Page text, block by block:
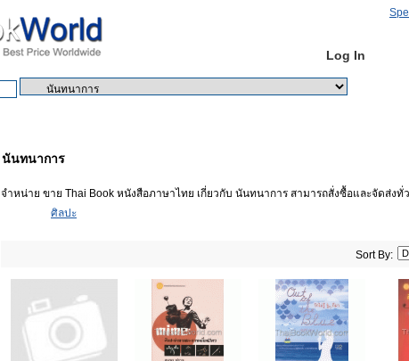
Log In
นันทนาการ
จำหน่าย ขาย Thai Book หนังสือภาษาไทย เกี่ยวกับ นันทนาการ สามารถสั่งซื้อและจัดส่งทั่
ศิลปะ
Sort By: